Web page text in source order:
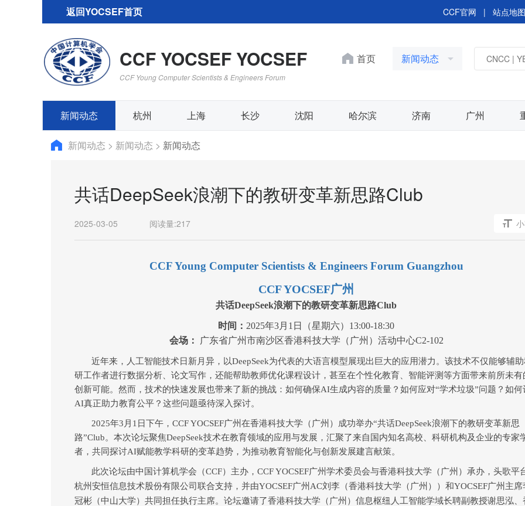
返回YOCSEF首页 CCF官网 | 站点地图
CCF YOCSEF YOCSEF
CCF Young Computer Scientists & Engineers Forum
首页 新闻动态
新闻动态 杭州 上海 长沙 沈阳 哈尔滨 济南 广州
新闻动态 > 新闻动态 > 新闻动态
共话DeepSeek浪潮下的教研变革新思路Club
2025-03-05 阅读量:217
CCF Young Computer Scientists & Engineers Forum Guangzhou
CCF YOCSEF广州
共话DeepSeek浪潮下的教研变革新思路Club
时间： 2025年3月 1 日（星期六） 13:00-18:30
会场：
广东省广州市南沙区香港科技大学（广州）活动中心C2-102
近年来，人工智能技术日新月异，以DeepSeek为代表的大语言模型展现出巨大的应用潜力。该技术不仅能够辅
研工作者进行数据分析、论文写作，还能帮助教师优化课程设计，甚至在个性化教育、智能评测等方面带来前所未有
创新可能。然而，技术的快速发展也带来了新的挑战 ： 如何确保AI生成内容的质量？如何应对“学术垃圾”问题？如何
AI真正助力教育公平？ 这些问题亟待深入探讨。
2025年3 月 1 日下午 ， CCF YOCSEF广州在香港科技大学（广州）成功举办“共话DeepSeek浪潮下的教研变革新思
路”Club。本次论坛聚焦DeepSeek技术在教育领域的应用与发展，汇聚了来自国内知名高校、科研机构及企业的专家
者，共同探讨AI赋能教学科研的变革趋势，为推动教育智能化与创新发展建言献策。
此次论坛由中国计算机学会（CCF）主办， CCF YOCSEF广州学术委员会与香港科技大学（广州）承办 ，头歌平
杭州安恒信息技术股份有限公司联合支持，并由YOCSEF广州 AC刘李（香港科技大学（广州））和YOCSEF广州主席
冠彬（中山大学）共同担任执行主席。论坛邀请了香港科技大学（广州）信息枢纽人工智能学域长聘副教授谢思泓、
YOCSEF 合肥 “学术精
2025&#32;年&#32;5&#32;月
CCF&#32;YOCSEF&#32;合
&#32;“学术精英发现行